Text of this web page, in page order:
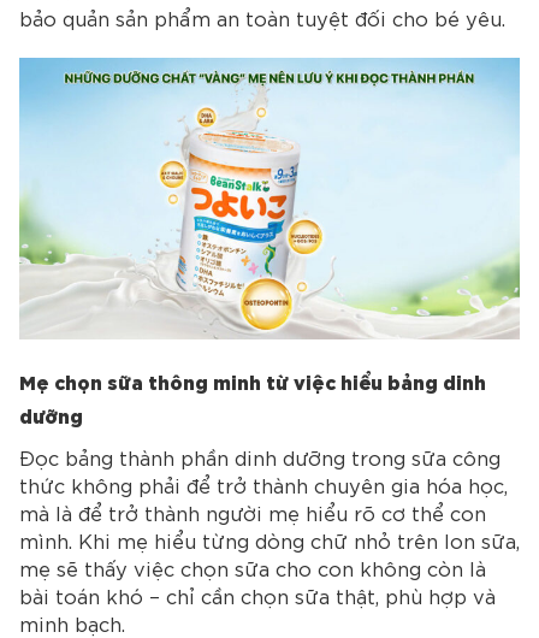
bảo quản sản phẩm an toàn tuyệt đối cho bé yêu.
Mẹ chọn sữa thông minh từ việc hiểu bảng dinh
dưỡng
Đọc bảng thành phần dinh dưỡng trong sữa công
thức không phải để trở thành chuyên gia hóa học,
mà là để trở thành người mẹ hiểu rõ cơ thể con
mình. Khi mẹ hiểu từng dòng chữ nhỏ trên lon sữa,
mẹ sẽ thấy việc chọn sữa cho con không còn là
bài toán khó – chỉ cần chọn sữa thật, phù hợp và
minh bạch.